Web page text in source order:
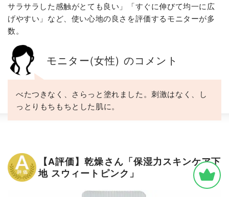
サラサラした感触がとても良い」「すぐに伸びて均一に広
げやすい」など、使い心地の良さを評価するモニターが多
数。
モニター(女性) のコメント
べたつきなく、さらっと塗れました。刺激はなく、し
っとりもちもちとした肌に。
【A評価】乾燥さん「保湿力スキンケア下
地 スウィートピンク」